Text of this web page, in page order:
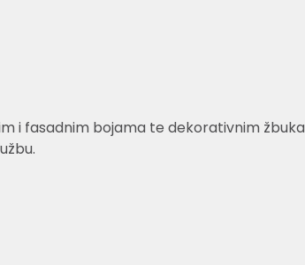
i fasadnim bojama te dekorativnim